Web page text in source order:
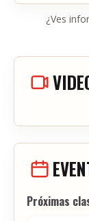
¿Ves
Próximas